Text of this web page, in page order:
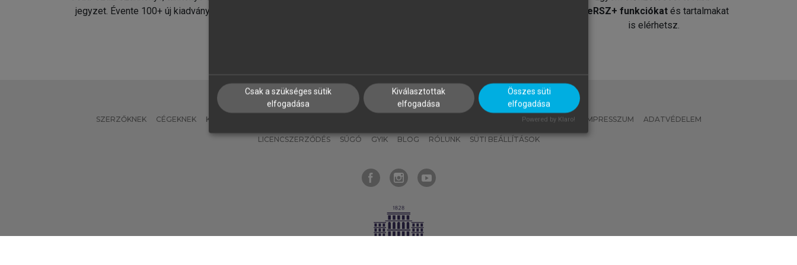
jegyzet. Évente 100+ új kiadvány.
MeRSZ+ funkciókat és tartalmakat
is elérhetsz.
SZERZŐKNEK CÉGEKNEK KÖNYVTÁROSOKNAK MI – ÁLTALÁNOS IRÁNYELVEK IMPRESSZUM ADATVÉDELEM
LICENCSZERZŐDÉS SÚGÓ GYIK BLOG RÓLUNK SÜTI BEÁLLÍTÁSOK
Csak a szükséges sütik
elfogadása
Kiválasztottak
elfogadása
Összes süti
elfogadása
Powered by Klaro!